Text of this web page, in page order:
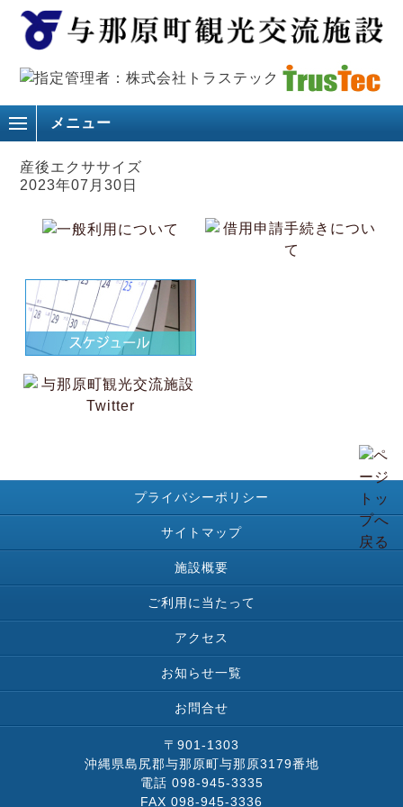
メニュー
産後エクササイズ
2023年07月30日
プライバシーポリシー
サイトマップ
施設概要
ご利用に当たって
アクセス
お知らせ一覧
お問合せ
〒901-1303
沖縄県島尻郡与那原町与那原3179番地
電話 098-945-3335
FAX 098-945-3336